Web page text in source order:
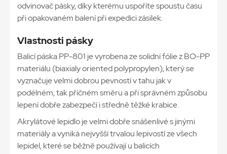
odvinovač pásky, díky kterému uspoříte spoustu času
při opakovaném balení při expedici zásilek.
Vlastnosti pásky
Balicí páska PP-801 je vyrobena ze solidní fólie z BO-PP
materiálu (biaxialy oriented polypropylen), který se
vyznačuje velmi dobrou pevností v tahu jak v
podélném, tak příčném směru a při správném způsobu
lepení dobře zabezpečí i středně těžké krabice.
Akrylátové lepidlo je velmi dobře snášenlivé s jinými
materiály a vyniká nejvyšší trvalou lepivostí ze všech
lepidel, které se běžně používají u balicích